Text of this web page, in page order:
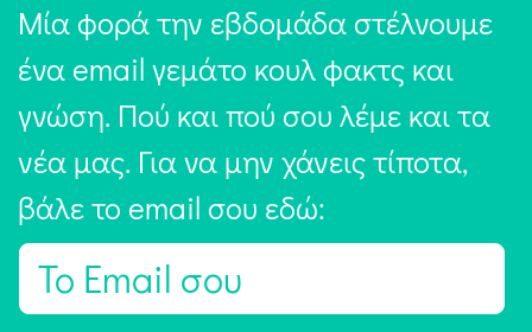
Μία φορά την εβδομάδα στέλνουμε
ένα email γεμάτο κουλ φακτς και
γνώση. Πού και πού σου λέμε και τα
νέα μας. Για να μην χάνεις τίποτα,
βάλε το email σου εδώ:
E